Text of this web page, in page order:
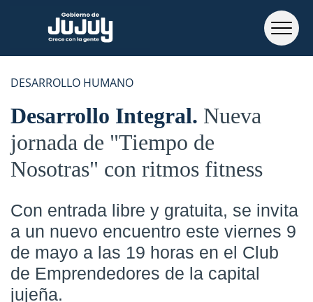
DESARROLLO HUMANO
Desarrollo Integral Nueva
jornada de "Tiempo de
Nosotras" con ritmos fitness
Con entrada libre y gratuita, se invita
a un nuevo encuentro este viernes 9
de mayo a las 19 horas en el Club
de Emprendedores de la capital
jujeña.